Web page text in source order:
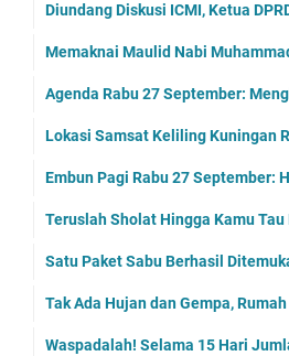
Diundang Diskusi ICMI, Ketua
Memaknai Maulid Nabi
Agenda Rabu 27 September:
Lokasi Samsat Keliling Kuningan
Embun Pagi Rabu 27 September:
Teruslah Sholat Hingga Kamu Tau
Satu Paket Sabu Berhasil
Tak Ada Hujan dan Gempa,
Waspadalah! Selama 15 Hari